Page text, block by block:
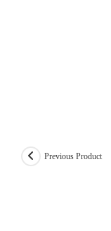
Previous Product